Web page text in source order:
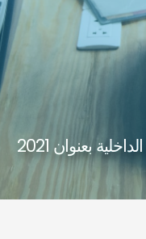
كراس شروط الخاص بالمناظرة الداخلية بعنوان 2021